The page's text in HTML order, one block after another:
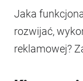
Jaka
rozwijać,
reklamowej?